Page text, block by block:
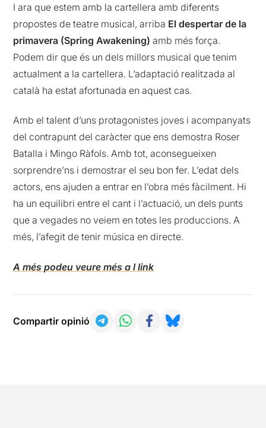
I ara que estem amb la cartellera amb diferents
propostes de teatre musical, arriba El despertar de la
primavera (Spring Awakening) amb més força.
Podem dir que és un dels millors musical que tenim
actualment a la cartellera. L’adaptació realitzada al
català ha estat afortunada en aquest cas.
Amb el talent d’uns protagonistes joves i acompanyats
del contrapunt del caràcter que ens demostra Roser
Batalla i Mingo Ràfols. Amb tot, aconsegueixen
sorprendre’ns i demostrar el seu bon fer. L’edat dels
actors, ens ajuden a entrar en l’obra més fàcilment. Hi
ha un equilibri entre el cant i l’actuació, un dels punts
que a vegades no veiem en totes les produccions. A
més, l’afegit de tenir música en directe.
A més podeu veure més a l link
Compartir opinió